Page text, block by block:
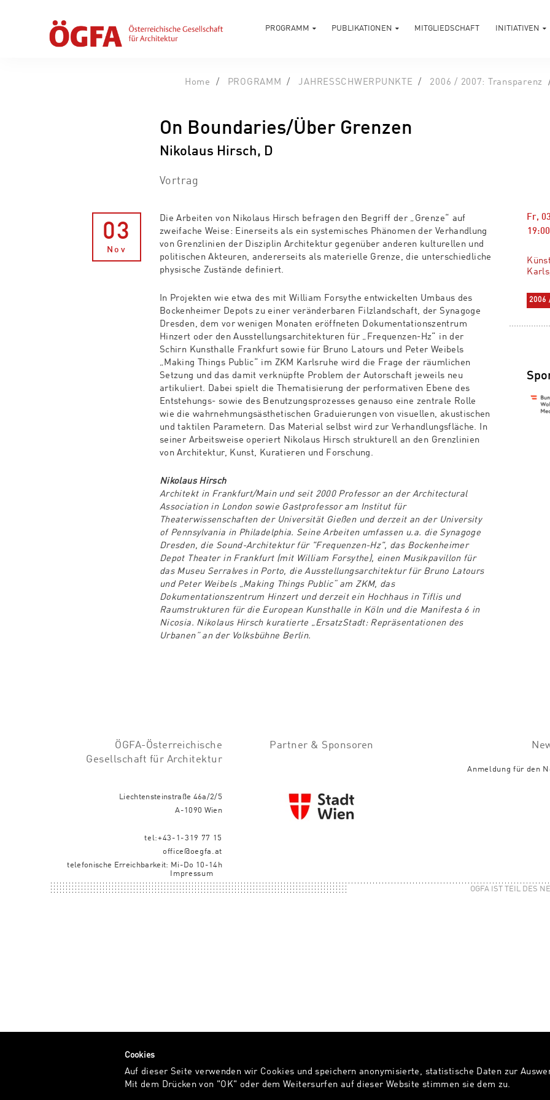
PROGRAMM PUBLIKATIONEN MITGLIEDSCHAFT INITIATIVEN
Home PROGRAMM JAHRESSCHWERPUNKTE 2006 / 2007: Transparenz
On Boundaries/Über Grenzen
Nikolaus Hirsch, D
Vortrag
03
Nov
Fr,
19:00
2006
Die Arbeiten von Nikolaus Hirsch befragen den Begriff der „Grenze“ auf
zweifache Weise: Einerseits als ein systemisches Phänomen der Verhandlung
von Grenzlinien der Disziplin Architektur gegenüber anderen kulturellen und
politischen Akteuren, andererseits als materielle Grenze, die unterschiedliche
physische Zustände definiert.
In Projekten wie etwa des mit William Forsythe entwickelten Umbaus des
Bockenheimer Depots zu einer veränderbaren Filzlandschaft, der Synagoge
Dresden, dem vor wenigen Monaten eröffneten Dokumentationszentrum
Hinzert oder den Ausstellungsarchitekturen für „Frequenzen-Hz“ in der
Schirn Kunsthalle Frankfurt sowie für Bruno Latours und Peter Weibels
„Making Things Public“ im ZKM Karlsruhe wird die Frage der räumlichen
Setzung und das damit verknüpfte Problem der Autorschaft jeweils neu
artikuliert. Dabei spielt die Thematisierung der performativen Ebene des
Entstehungs- sowie des Benutzungsprozesses genauso eine zentrale Rolle
wie die wahrnehmungsästhetischen Graduierungen von visuellen, akustischen
und taktilen Parametern. Das Material selbst wird zur Verhandlungsfläche. In
seiner Arbeitsweise operiert Nikolaus Hirsch strukturell an den Grenzlinien
von Architektur, Kunst, Kuratieren und Forschung.
Nikolaus Hirsch
Architekt in Frankfurt/Main und seit 2000 Professor an der Architectural
Association in London sowie Gastprofessor am Institut für
Theaterwissenschaften der Universität Gießen und derzeit an der University
of Pennsylvania in Philadelphia. Seine Arbeiten umfassen u.a. die Synagoge
Dresden, die Sound-Architektur für "Frequenzen-Hz", das Bockenheimer
Depot Theater in Frankfurt (mit William Forsythe), einen Musikpavillon für
das Museu Serralves in Porto, die Ausstellungsarchitektur für Bruno Latours
und Peter Weibels „Making Things Public“ am ZKM, das
Dokumentationszentrum Hinzert und derzeit ein Hochhaus in Tiflis und
Raumstrukturen für die European Kunsthalle in Köln und die Manifesta 6 in
Nicosia. Nikolaus Hirsch kuratierte „ErsatzStadt: Repräsentationen des
Urbanen” an der Volksbühne Berlin.
ÖGFA-Österreichische
Gesellschaft für Architektur
Liechtensteinstraße 46a/2/5
A-1090 Wien
tel:+43-1-319 77 15
office@oegfa.at
telefonische Erreichbarkeit: Mi-Do 10-14h
Partner & Sponsoren
Anmeldung für den
Impressum
OGFA IST TEIL DES
Cookies
Auf dieser Seite verwenden wir Cookies und speichern anonymisierte, statistische Daten zur
Mit dem Drücken von "OK" oder dem Weitersurfen auf dieser Website stimmen sie dem zu.